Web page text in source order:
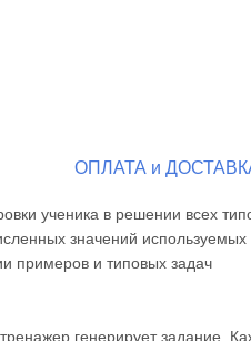
ОПЛАТА и
ученика в решении всех
значений
примеров и типовых задач
генерирует задание.